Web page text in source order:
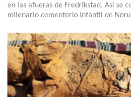
en las afueras de Fredrikstad. Así se
milenario cementerio infantil de